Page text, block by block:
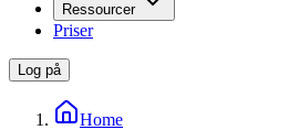
Ressourcer
Priser
Log på
Home